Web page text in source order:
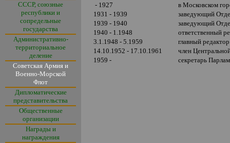
СССР, союзные
республики и
сопредельные
государства
Административно-
территориальное
деление
Советская Армия и
Военно-Морской
Флот
Дипломатические
представительства
Общественные
организации
Награды и
награждения
- 1927
в Московском
1931 - 1939
заведующий
1939 - 1940
заведующий
1940 - 1.1948
ответственный
3.1.1948 - 5.1959
главный
14.10.1952 - 17.10.1961
член
1959 -
секретарь